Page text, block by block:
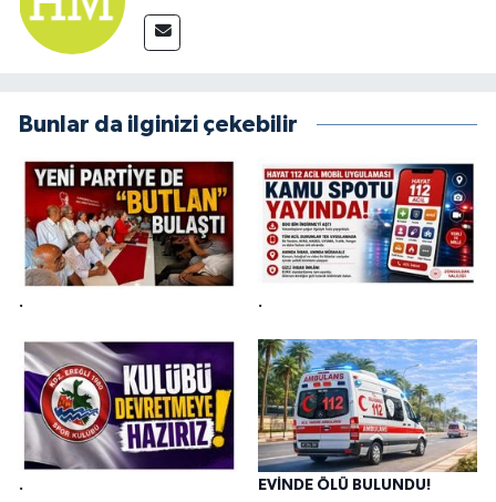
Bunlar da ilginizi çekebilir
. .
. EVİNDE ÖLÜ BULUNDU!